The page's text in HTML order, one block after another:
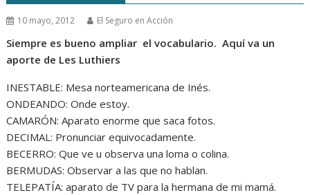
10 mayo, 2012 El Seguro en Acción
Siempre es bueno ampliar el vocabulario. Aquí va un
aporte de Les Luthiers
INESTABLE: Mesa norteamericana de Inés.
ONDEANDO: Onde estoy.
CAMARÓN: Aparato enorme que saca fotos.
DECIMAL: Pronunciar equivocadamente.
BECERRO: Que ve u observa una loma o colina.
BERMUDAS: Observar a las que no hablan.
TELEPATÍA: aparato de TV para la hermana de mi mamá.